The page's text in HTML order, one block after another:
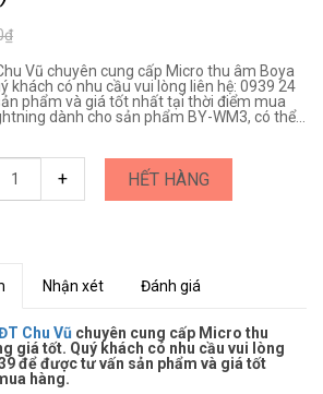
Vũ chuyên cung cấp Micro thu âm Boya
khách có nhu cầu vui lòng liên hệ: 0939 24
phẩm và giá tốt nhất tại thời điểm mua
dành cho sản phẩm BY-WM3, có thể...
+ HẾT HÀNG
Nhận xét Đánh giá
Chu Vũ chuyên cung cấp Micro thu
giá tốt. Quý khách có nhu cầu vui lòng
để được tư vấn sản phẩm và giá tốt
hàng.